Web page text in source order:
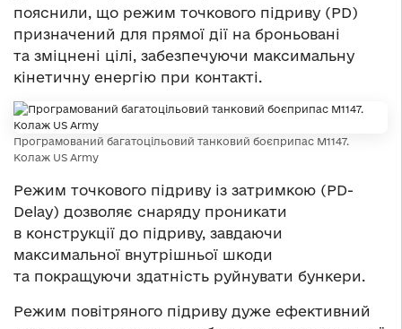
пояснили, що режим точкового підриву (PD)
призначений для прямої дії на броньовані
та зміцнені цілі, забезпечуючи максимальну
кінетичну енергію при контакті.
Програмований багатоцільовий танковий боєприпас M1147.
Колаж US Army
Режим точкового підриву із затримкою (PD-
Delay) дозволяє снаряду проникати
в конструкції до підриву, завдаючи
максимальної внутрішньої шкоди
та покращуючи здатність руйнувати бункери.
Режим повітряного підриву дуже ефективний